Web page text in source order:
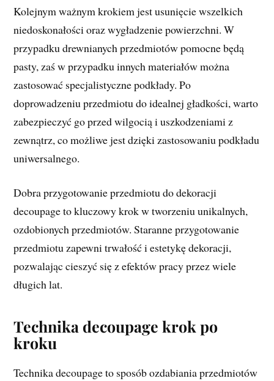
Kolejnym ważnym krokiem jest usunięcie wszelkich
niedoskonałości oraz wygładzenie powierzchni. W
przypadku drewnianych przedmiotów pomocne będą
pasty, zaś w przypadku innych materiałów można
zastosować specjalistyczne podkłady. Po
doprowadzeniu przedmiotu do idealnej gładkości, warto
zabezpieczyć go przed wilgocią i uszkodzeniami z
zewnątrz, co możliwe jest dzięki zastosowaniu podkładu
uniwersalnego.
Dobra przygotowanie przedmiotu do dekoracji
decoupage to kluczowy krok w tworzeniu unikalnych,
ozdobionych przedmiotów. Staranne przygotowanie
przedmiotu zapewni trwałość i estetykę dekoracji,
pozwalając cieszyć się z efektów pracy przez wiele
długich lat.
Technika decoupage krok po
kroku
Technika decoupage to sposób ozdabiania przedmiotów